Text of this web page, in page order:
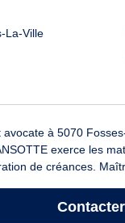
La-Ville
à 5070
exerce les
de créances.
Contacter